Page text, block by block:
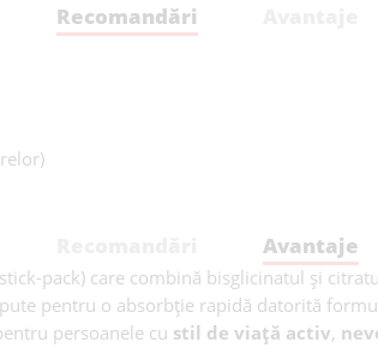
Recomandări
Avantaje
pack) care combină bisglicinatul și
pentru o absorbție rapidă datorită
persoanele cu stil de viață activ,